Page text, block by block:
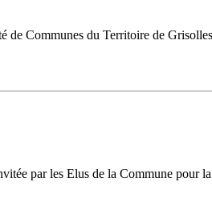
Communes du Territoire de
par les Elus de la Commune pour